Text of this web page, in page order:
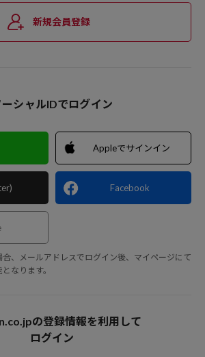
新規会員登録
ーシャルIDでログイン
Appleでサインイン
Facebook
、メールアドレスでログイン後、マイページにて
なります。
の登録情報を利用して
ログイン